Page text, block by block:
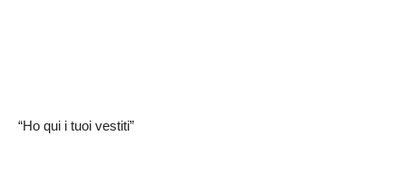
“Ho qui i tuoi vestiti”